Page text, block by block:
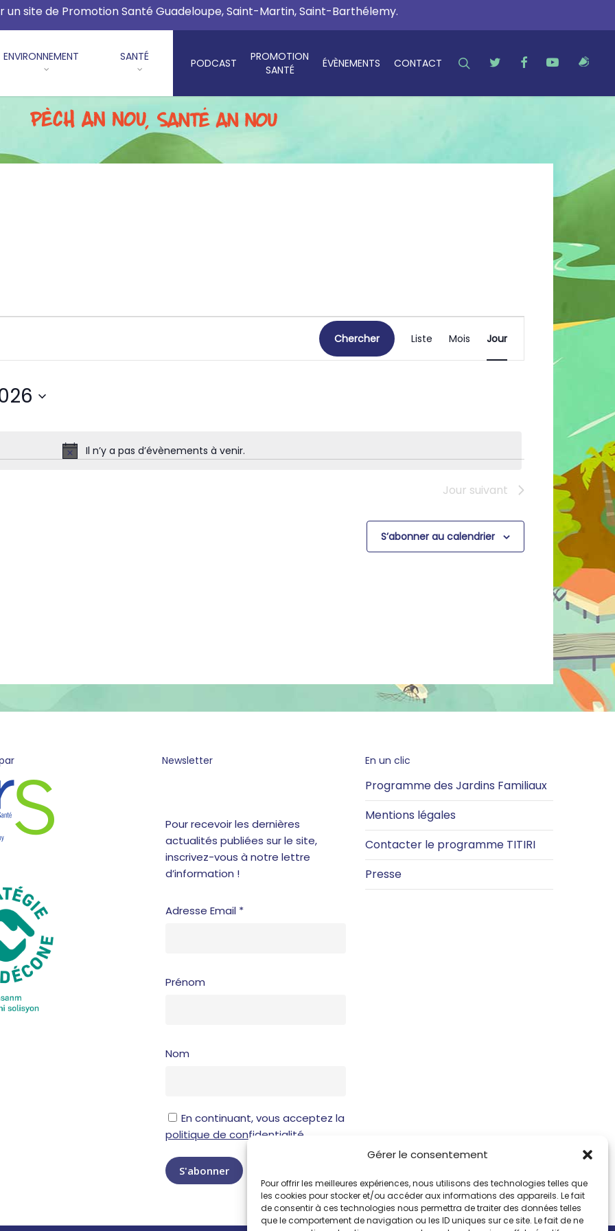
Gérer le consentement
Pour offrir les meilleures expériences, nous utilisons des technologies telles que
les cookies pour stocker et/ou accéder aux informations des appareils. Le fait
de consentir à ces technologies nous permettra de traiter des données telles
que le comportement de navigation ou les ID uniques sur ce site. Le fait de ne
un site de Promotion Santé Guadeloupe, Saint-Martin, Saint-Barthélemy.
ENVIRONNEMENT SANTÉ PODCAST
PROMOTION
SANTÉ
ÉVÈNEMENTS CONTACT SEARCH
TWITTERFACEBOOKYOUTUBERSS
Notice
Il n’y a pas d’évènements à venir.
Chercher Liste Mois Jour
Jour suivant
S’abonner au calendrier
Newsletter
Pour recevoir les dernières
actualités publiées sur le site,
inscrivez-vous à notre lettre
d’information !
Adresse Email *
Prénom
Nom
En continuant, vous acceptez la
politique de confidentialité
En un clic
Programme des Jardins Familiaux
Mentions légales
Contacter le programme TITIRI
Presse